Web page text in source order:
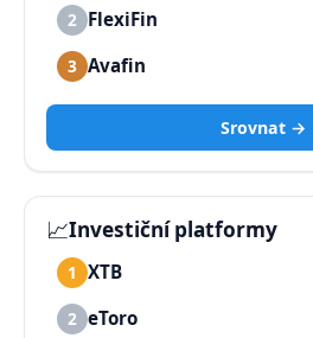
2 FlexiFin
3 Avafin
Srovnat →
📈Investiční platformy
1 XTB
2 eToro